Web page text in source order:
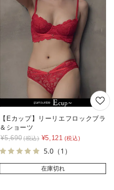
【Eカップ】リーリエフロックブラ
＆ショーツ
¥5,690 ¥5,121
5.0 （1）
在庫切れ